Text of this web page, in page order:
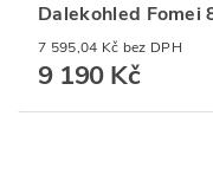
Dalekohled Fomei
7 595,04 Kč bez DPH
9 190 Kč